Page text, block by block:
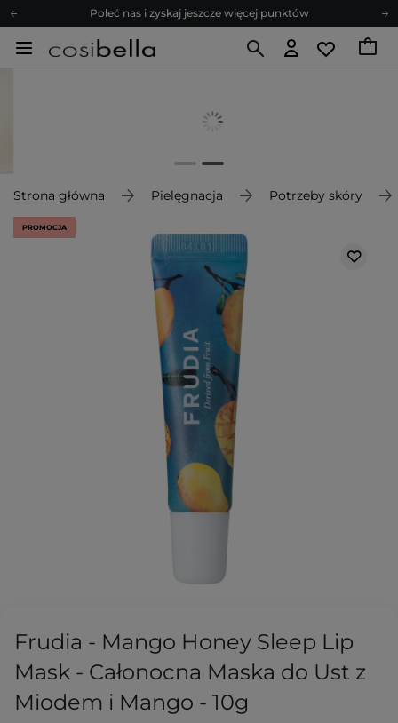
Poleć nas i zyskaj jeszcze więcej punktów
Zapisz się na newsletter pełen porad
Poleć nas i zyskaj jeszcze więcej punktów
Strona główna Pielęgnacja Potrzeby skóry
PROMOCJA
Frudia - Mango Honey Sleep Lip
Mask - Całonocna Maska do Ust z
Miodem i Mango - 10g